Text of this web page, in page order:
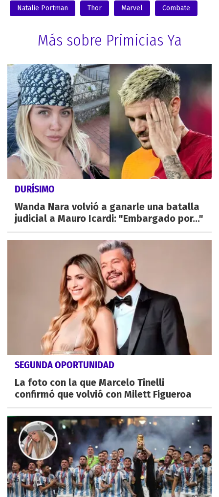
Natalie Portman Thor Marvel Combate
Más sobre Primicias Ya
DURÍSIMO
Wanda Nara volvió a ganarle una batalla
judicial a Mauro Icardi: "Embargado por..."
SEGUNDA OPORTUNIDAD
La foto con la que Marcelo Tinelli
confirmó que volvió con Milett Figueroa